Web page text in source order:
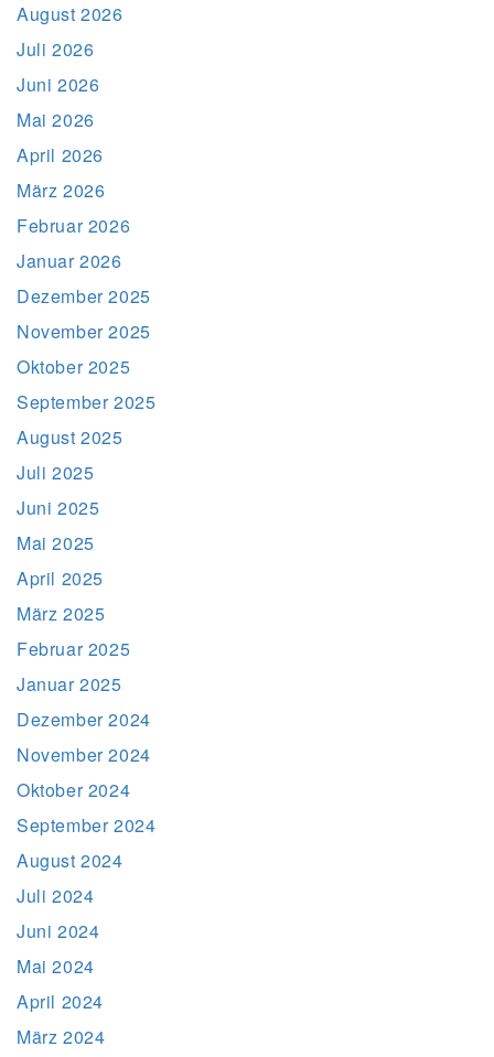
August 2026
Juli 2026
Juni 2026
Mai 2026
April 2026
März 2026
Februar 2026
Januar 2026
Dezember 2025
November 2025
Oktober 2025
September 2025
August 2025
Juli 2025
Juni 2025
Mai 2025
April 2025
März 2025
Februar 2025
Januar 2025
Dezember 2024
November 2024
Oktober 2024
September 2024
August 2024
Juli 2024
Juni 2024
Mai 2024
April 2024
März 2024